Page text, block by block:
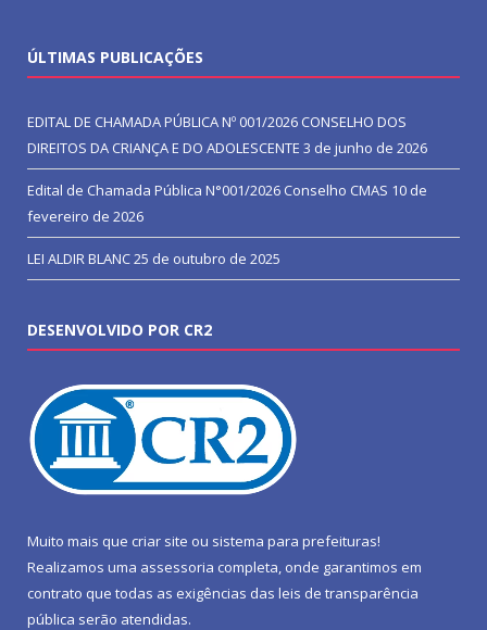
ÚLTIMAS PUBLICAÇÕES
EDITAL DE CHAMADA PÚBLICA Nº 001/2026 CONSELHO DOS
DIREITOS DA CRIANÇA E DO ADOLESCENTE 3 de junho de 2026
Edital de Chamada Pública N°001/2026 Conselho CMAS 10 de
fevereiro de 2026
LEI ALDIR BLANC25 de outubro de 2025
DESENVOLVIDO POR CR2
Muito mais que criar site ou sistema para prefeituras!
Realizamos uma assessoria completa, onde garantimos em
contrato que todas as exigências das leis de transparência
pública serão atendidas.